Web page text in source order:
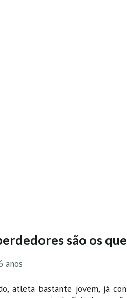
são os
anos
atleta bastante jovem, já